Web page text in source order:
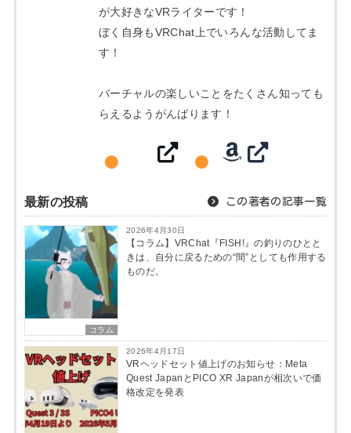
が大好きなVRライターです！
ぼく自身もVRChat上でいろんな活動してま
す！
バーチャルの楽しいことをたくさん知っても
らえるようがんばります！
最新の投稿 この著者の記事一覧
コラム
2026年4月30日
【コラム】VRChat『FISH!』の釣りのひとと
きは、自分に戻るための“間”としても作用する
ものだ。
2026年4月17日
VRヘッドセット値上げのお知らせ：Meta
Quest JapanとPICO XR Japanが相次いで価
格改定を発表